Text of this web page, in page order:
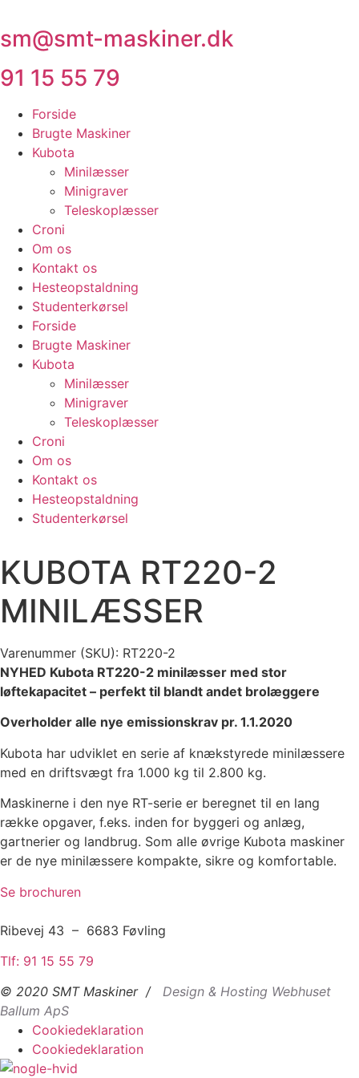
indhold
sm@smt-maskiner.dk
91 15 55 79
Forside
Brugte Maskiner
Kubota
Minilæsser
Minigraver
Teleskoplæsser
Croni
Om os
Kontakt os
Hesteopstaldning
Studenterkørsel
Forside
Brugte Maskiner
Kubota
Minilæsser
Minigraver
Teleskoplæsser
Croni
Om os
Kontakt os
Hesteopstaldning
Studenterkørsel
KUBOTA RT220-2
MINILÆSSER
Varenummer (SKU): RT220-2
NYHED Kubota RT220-2 minilæsser med stor
løftekapacitet – perfekt til blandt andet brolæggere
Overholder alle nye emissionskrav pr. 1.1.2020
Kubota har udviklet en serie af knækstyrede minilæssere
med en driftsvægt fra 1.000 kg til 2.800 kg.
Maskinerne i den nye RT-serie er beregnet til en lang
række opgaver, f.eks. inden for byggeri og anlæg,
gartnerier og landbrug. Som alle øvrige Kubota maskiner
er de nye minilæssere kompakte, sikre og komfortable.
Se brochuren
Ribevej 43 – 6683 Føvling
Tlf: 91 15 55 79
© 2020 SMT Maskiner /
Design & Hosting Webhuset
Ballum ApS
Cookiedeklaration
Cookiedeklaration